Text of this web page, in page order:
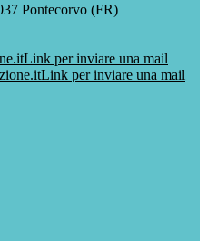
Pontecorvo (FR)
Link per inviare una mail
Link per inviare una mail